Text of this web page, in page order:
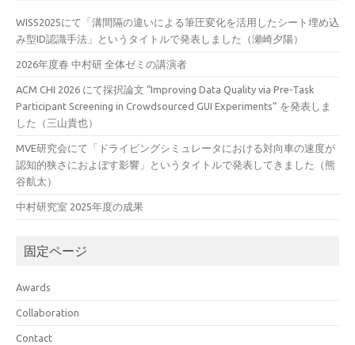
WISS2025にて「溝間隔の違いによる筆圧変化を活用したシート埋め込
み型ID認識手法」というタイトルで発表しました（瀬崎夕陽）
2026年度春 中村研 全体ゼミの講演者
ACM CHI 2026 にて採択論文 “Improving Data Quality via Pre-Task
Participant Screening in Crowdsourced GUI Experiments” を発表しま
した（三山貴也）
MVE研究会にて「ドライビングシミュレータにおける対向車の速度が
認知的狭さにおよぼす影響」というタイトルで発表してきました（熊
谷航太）
中村研究室 2025年度の成果
固定ページ
Awards
Collaboration
Contact